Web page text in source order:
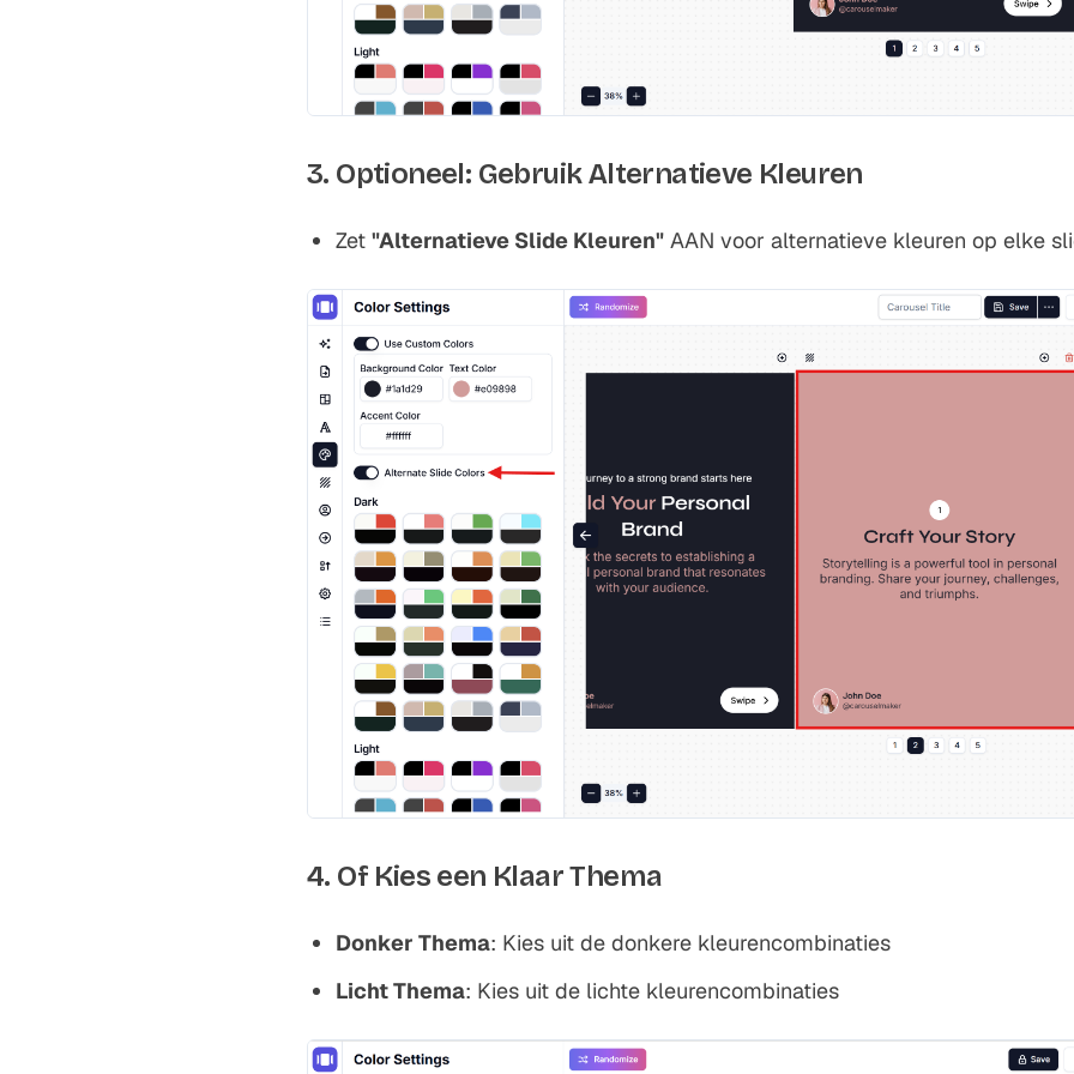
3. Optioneel: Gebruik Alternatieve Kleuren
Zet "Alternatieve Slide Kleuren" AAN voor alternatieve kleuren op elke
4. Of Kies een Klaar Thema
Donker Thema: Kies uit de donkere kleurencombinaties
Licht Thema: Kies uit de lichte kleurencombinaties